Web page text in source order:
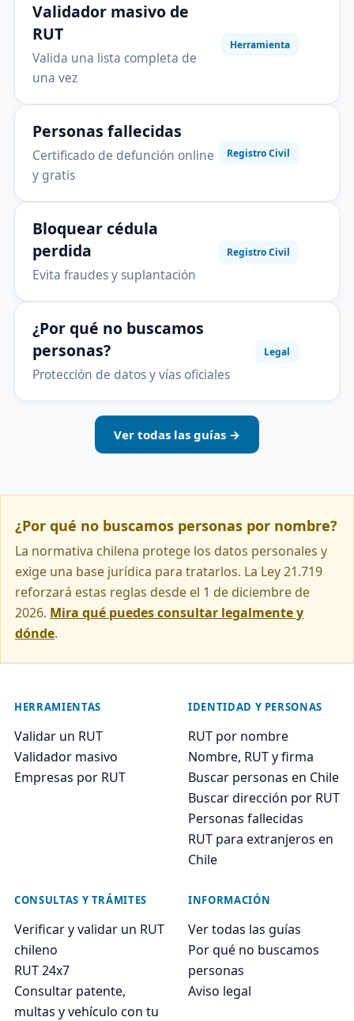
Validador masivo de
RUT
Valida una lista completa de
una vez
Herramienta
Personas fallecidas
Certificado de defunción online
y gratis
Registro Civil
Bloquear cédula
perdida
Evita fraudes y suplantación
Registro Civil
¿Por qué no buscamos
personas?
Protección de datos y vías oficiales
Legal
Ver todas las guías →
¿Por qué no buscamos personas por nombre?
La normativa chilena protege los datos personales y
exige una base jurídica para tratarlos. La Ley 21.719
reforzará estas reglas desde el 1 de diciembre de
2026. Mira qué puedes consultar legalmente y
dónde.
HERRAMIENTAS
Validar un RUT
Validador masivo
Empresas por RUT
IDENTIDAD Y PERSONAS
RUT por nombre
Nombre, RUT y firma
Buscar personas en Chile
Buscar dirección por RUT
Personas fallecidas
RUT para extranjeros en
Chile
CONSULTAS Y TRÁMITES
Verificar y validar un RUT
chileno
RUT 24x7
Consultar patente,
multas y vehículo con tu
INFORMACIÓN
Ver todas las guías
Por qué no buscamos
personas
Aviso legal